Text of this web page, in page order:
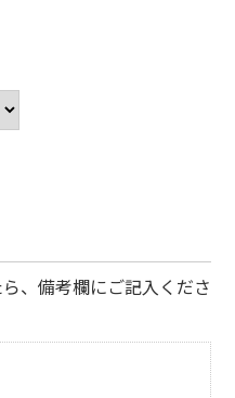
、備考欄にご記入くださ